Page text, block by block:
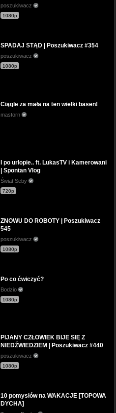
poszukiwacz
1080p
SPADAJ STĄD | Poszukiwacz #354
poszukiwacz
1080p
Ciągle za mała na ten wielki basen!
mastorn
I po urlopie.. ft. LukasTV i Kamerowani
| Spontan Vlog
Świat Seby
720p
ZNOWU DO ROBOTY | Poszukiwacz
545
poszukiwacz
1080p
Po co ćwiczyć?
Bodzio
1080p
PIJANY CZŁOWIEK BIJE SIĘ Z
NIEDŹWIEDZIEM | Poszukiwacz #440
poszukiwacz
1080p
10 pomysłów na WAKACJE [TOPOWA
DYCHA]